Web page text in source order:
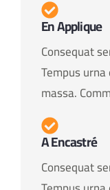
En Applique
Consequat
Tempus
massa.
A Encastré
Consequat